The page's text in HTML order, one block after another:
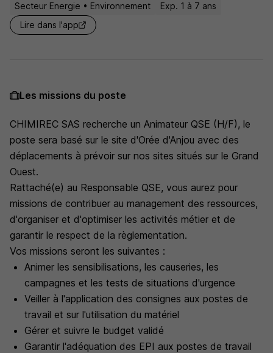
Secteur Energie • Environnement
Exp. 1 à 7 ans
Lire dans l'app
Les missions du poste
CHIMIREC SAS recherche un Animateur QSE (H/F), le
poste sera basé sur le site d'Orée d'Anjou avec des
déplacements à prévoir sur nos sites situés sur le Grand
Ouest.
Rattaché(e) au Responsable QSE, vous aurez pour
missions de contribuer au management des ressources,
d'organiser et d'optimiser les activités métier et de
garantir le respect de la règlementation.
Vos missions seront les suivantes :
Animer les sensibilisations, les causeries, les
campagnes et les tests de situations d'urgence
Veiller à l'application des consignes aux postes de
travail et sur l'utilisation du matériel
Gérer et suivre le budget validé
Garantir l'adéquation des EPI aux postes de travail